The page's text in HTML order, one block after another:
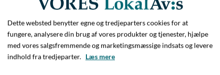
vandt en tredjeplads sammen med Jakob Jensbye ved DM
for Kokkeelever.
2016: Hotel Svanen i Billund
2016: Restaurant Lieffroy i Nyborg - heraf to år som
Dette websted benytter egne og tredjeparters cookies for at
fungere, analysere din brug af vores produkter og tjenester, hjælpe
med vores salgsfremmende og marketingsmæssige indsats og levere
indhold fra tredjeparter. Læs mere